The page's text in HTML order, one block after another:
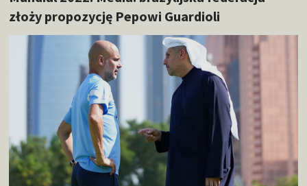
złoży propozycję Pepowi Guardioli